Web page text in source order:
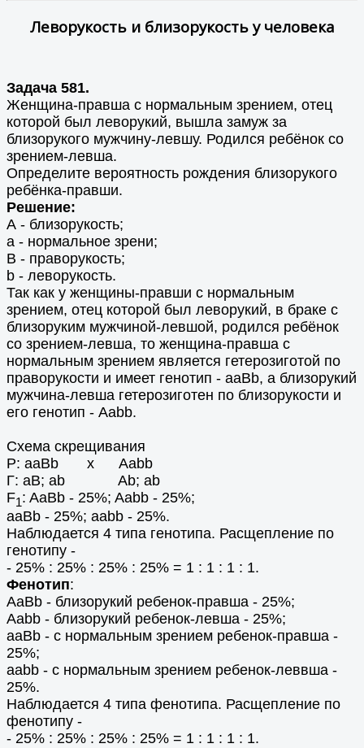
Леворукость и близорукость у человека
Задача 581.
Женщина-правша с нормальным зрением, отец
которой был леворукий, вышла замуж за
близорукого мужчину-левшу. Родился ребёнок со
зрением-левша.
Определите вероятность рождения близорукого
ребёнка-правши.
Решение:
А - близорукость;
а - нормальное зрени;
В - праворукость;
b - леворукость.
Так как у женщины-правши с нормальным
зрением, отец которой был леворукий, в браке с
близоруким мужчиной-левшой, родился ребёнок
со зрением-левша, то женщина-правша с
нормальным зрением является гетерозиготой по
праворукости и имеет генотип - aаBb, а близорукий
мужчина-левша гетерозиготен по близорукости и
его генотип - Aabb.
Схема скрещивания
Р: aаBb х Aabb
Г: aB; ab Ab; ab
F1: AaBb - 25%; Aabb - 25%;
aaBb - 25%; aabb - 25%.
Наблюдается 4 типа генотипа. Расщепление по
генотипу -
- 25% : 25% : 25% : 25% = 1 : 1 : 1 : 1.
Фенотип:
AaBb - близорукий ребенок-правша - 25%;
Aabb - близорукий ребенок-левша - 25%;
aaBb - с нормальным зрением ребенок-правша -
25%;
aabb - с нормальным зрением ребенок-леввша -
25%.
Наблюдается 4 типа фенотипа. Расщепление по
фенотипу -
- 25% : 25% : 25% : 25% = 1 : 1 : 1 : 1.